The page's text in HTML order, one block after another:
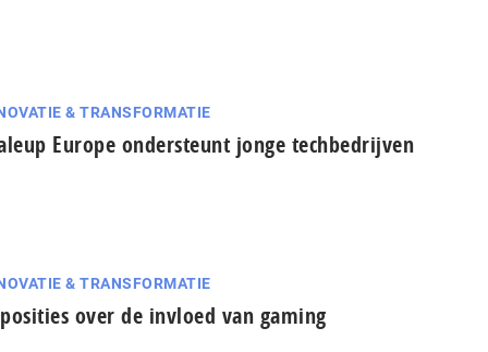
& TRANSFORMATIE
Europe ondersteunt jonge techbedrijven
& TRANSFORMATIE
over de invloed van gaming